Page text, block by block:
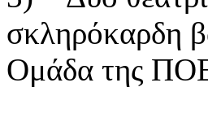
σκληρόκαρδη
Ομάδα της